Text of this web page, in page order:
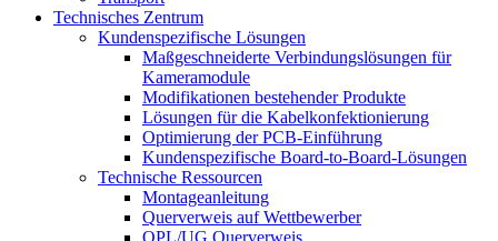
Technisches Zentrum
Kundenspezifische Lösungen
Maßgeschneiderte Verbindungslösungen für
Kameramodule
Modifikationen bestehender Produkte
Lösungen für die Kabelkonfektionierung
Optimierung der PCB-Einführung
Kundenspezifische Board-to-Board-Lösungen
Technische Ressourcen
Montageanleitung
Querverweis auf Wettbewerber
QPL/UG Querverweis